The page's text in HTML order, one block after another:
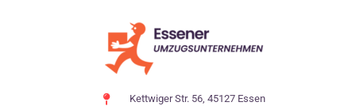
Kettwiger Str. 56, 45127 Essen